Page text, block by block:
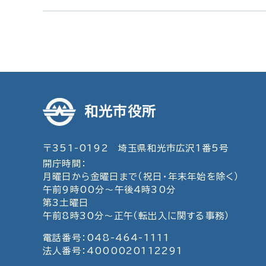
和光市役所
〒351-0192 埼玉県和光市広沢1番5号
開庁時間：
月曜日から金曜日まで（祝日・年末年始を除く）
午前9時00分～午後4時30分
第3土曜日
午前8時30分～正午（転出入に関する事務）
電話番号：048-464-1111
法人番号：4000020112291